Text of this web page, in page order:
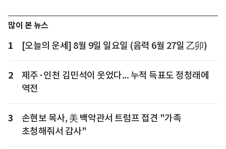
많이 본 뉴스
1 [오늘의 운세] 8월 9일 일요일 (음력 6월 27일 乙卯)
2
제주·인천 김민석이 웃었다... 누적 득표도 정청래에
역전
3
손현보 목사, 美 백악관서 트럼프 접견 "가족
초청해줘서 감사"